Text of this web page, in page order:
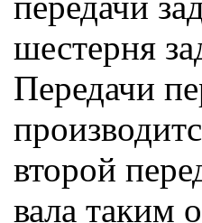
шестерня
Передачи
второй
вала таким